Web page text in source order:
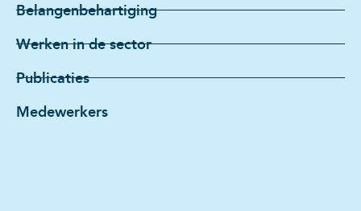
Belangenbehartiging
Werken in de sector
Publicaties
Medewerkers